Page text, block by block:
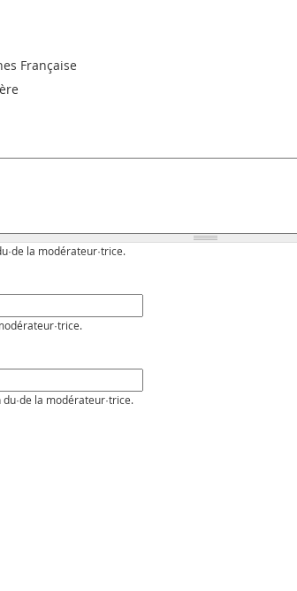
Française
la modérateur·trice.
la modérateur·trice.